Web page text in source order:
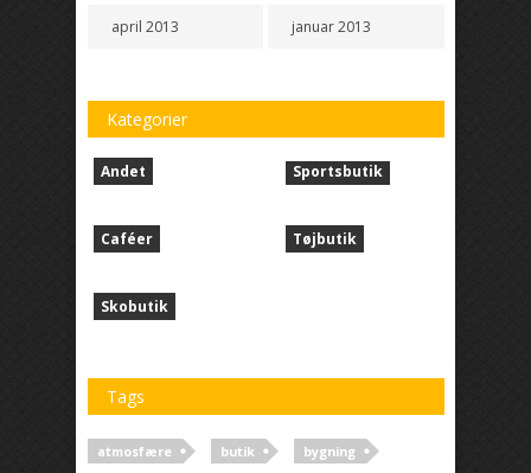
april 2013 januar 2013
Kategorier
Andet
Caféer
Skobutik
Sportsbutik
Tøjbutik
Tags
atmosfære butik bygning